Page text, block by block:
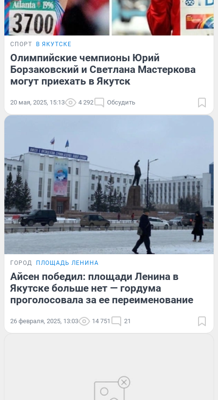
СПОРТ В ЯКУТСКЕ
Олимпийские чемпионы Юрий
Борзаковский и Светлана Мастеркова
могут приехать в Якутск
20 мая, 2025, 15:13 4 292 Обсудить
ГОРОД ПЛОЩАДЬ ЛЕНИНА
Айсен победил: площади Ленина в
Якутске больше нет — гордума
проголосовала за ее переименование
26 февраля, 2025, 13:03 14 751 21